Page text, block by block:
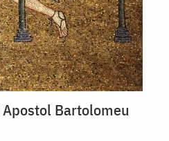
Bartolomeu